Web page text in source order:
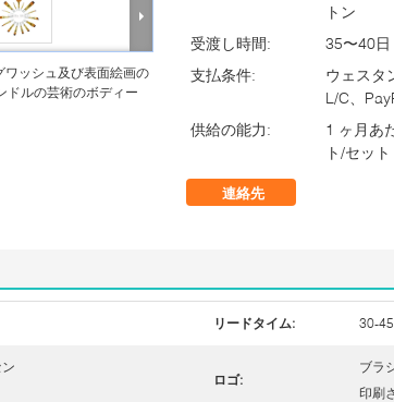
ワッシュ及び表面絵画の
ドルの芸術のボディー
トン
受渡し時間:
35〜40日
支払条件:
ウェスタ
L/C、
供給の能力:
1 ヶ月あ
ト/セット
連絡先
リードタイム: 30-
ロゴ:
ブラ
印刷